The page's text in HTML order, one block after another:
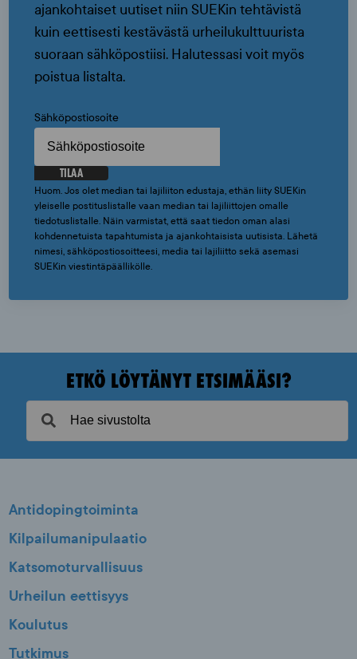
ajankohtaiset uutiset niin SUEKin tehtävistä
kuin eettisesti kestävästä urheilukulttuurista
suoraan sähköpostiisi. Halutessasi voit myös
poistua listalta.
Sähköpostiosoite
TILAA
Huom. Jos olet median tai lajiliiton edustaja, ethän liity SUEKin
yleiselle postituslistalle vaan median tai lajiliittojen omalle
tiedotuslistalle. Näin varmistat, että saat tiedon oman alasi
kohdennetuista tapahtumista ja ajankohtaisista uutisista. Lähetä
nimesi, sähköpostiosoitteesi, media tai lajiliitto sekä asemasi
SUEKin viestintäpäällikölle.
ETKÖ LÖYTÄNYT ETSIMÄÄSI?
Antidopingtoiminta
Kilpailumanipulaatio
Katsomoturvallisuus
Urheilun eettisyys
Koulutus
Tutkimus